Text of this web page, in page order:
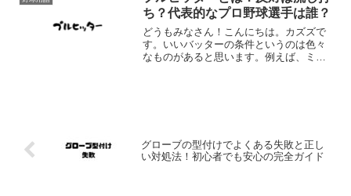
明。でも、ちょっとしたユーモ...
ち？代表的なプロ野球選手は誰？
どうもみなさん！こんにちは。カズズで
す。いいバッターの条件というのは色々
なものがあると思います。例えば、ミー
グローブの型付けでよくある失敗と正し
い対処法！初心者でも安心の完全ガイド